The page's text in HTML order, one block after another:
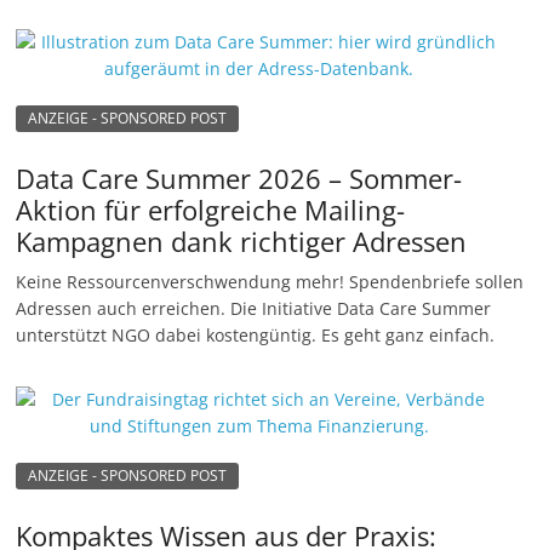
ANZEIGE - SPONSORED POST
Data Care Summer 2026 – Sommer-
Aktion für erfolgreiche Mailing-
Kampagnen dank richtiger Adressen
Keine Ressourcenverschwendung mehr! Spendenbriefe sollen
Adressen auch erreichen. Die Initiative Data Care Summer
unterstützt NGO dabei kostengüntig. Es geht ganz einfach.
ANZEIGE - SPONSORED POST
Kompaktes Wissen aus der Praxis: